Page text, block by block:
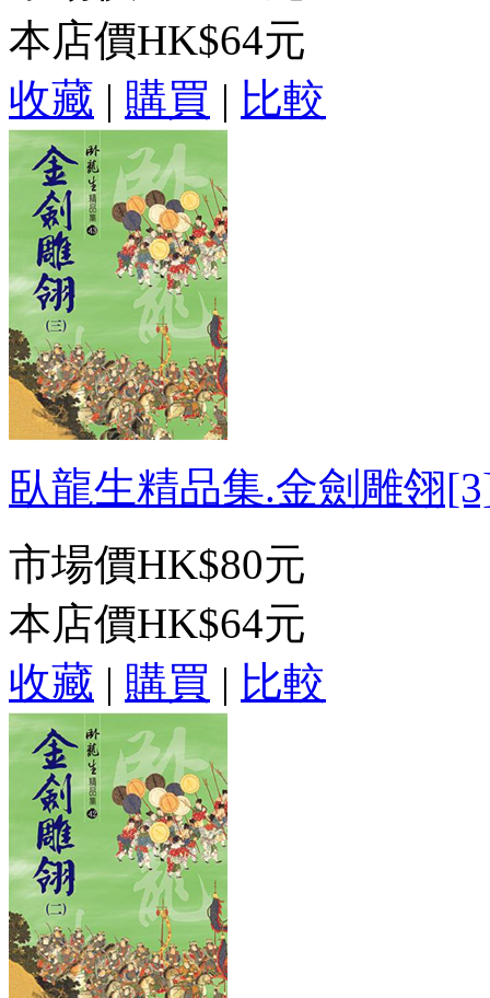
本店價HK$64元
收藏 | 購買 | 比較
臥龍生精品集.金劍雕翎
市場價HK$80元
本店價HK$64元
收藏 | 購買 | 比較